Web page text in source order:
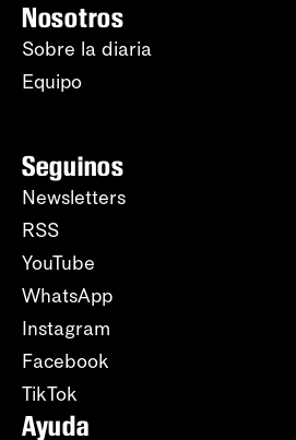
Nosotros
Sobre la diaria
Equipo
Seguinos
Newsletters
RSS
YouTube
WhatsApp
Instagram
Facebook
TikTok
Ayuda